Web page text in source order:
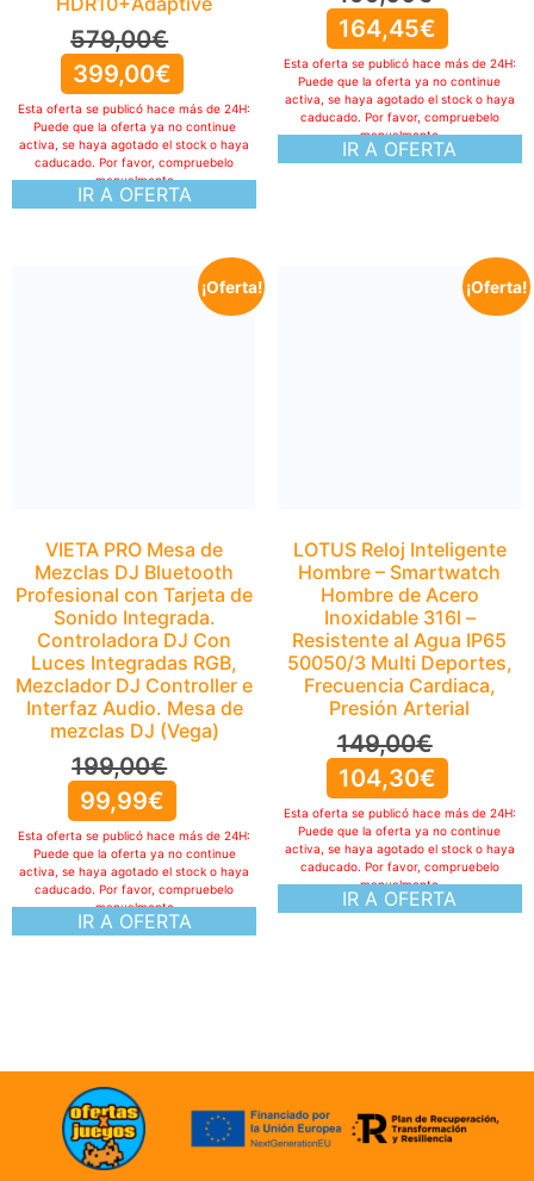
579,00€
399,00€
IR A OFERTA
Esta oferta se publicó hace más de 24H:
Puede que la oferta ya no continue
activa, se haya agotado el stock o haya
caducado. Por favor, compruebelo
manualmente
164,45€
IR A OFERTA
Esta oferta se publicó hace más de 24H:
Puede que la oferta ya no continue
activa, se haya agotado el stock o haya
caducado. Por favor, compruebelo
manualmente
¡Oferta!
VIETA PRO Mesa de
Mezclas DJ Bluetooth
Profesional con Tarjeta de
Sonido Integrada.
Controladora DJ Con
Luces Integradas RGB,
Mezclador DJ Controller e
Interfaz Audio. Mesa de
mezclas DJ (Vega)
199,00€
99,99€
IR A OFERTA
Esta oferta se publicó hace más de 24H:
Puede que la oferta ya no continue
activa, se haya agotado el stock o haya
caducado. Por favor, compruebelo
manualmente
¡Oferta!
LOTUS Reloj Inteligente
IR A OFERTA
Esta oferta se publicó hace más de 24H:
Puede que la oferta ya no continue
activa, se haya agotado el stock o haya
caducado. Por favor, compruebelo
manualmente